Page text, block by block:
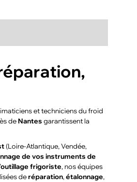
et techniciens du froid
de Nantes garantissent la
(Loire-Atlantique, Vendée,
de vos instruments de
frigoriste, nos équipes
deréparation,étalonnage,